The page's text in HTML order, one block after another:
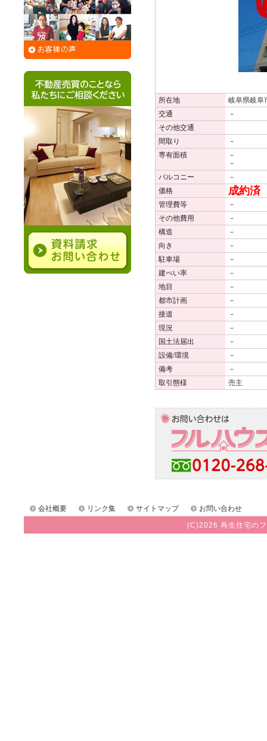
所在地
岐阜県岐
交通
－
その他交通
間取り
－
専有面積
－
－
バルコニー
－
価格
成約済
管理費等
－
その他費用
－
構造
－
向き
－
駐車場
－
建ぺい率
－
地目
－
都市計画
－
接道
－
現況
－
国土法届出
－
設備/環境
－
備考
－
取引態様
売主
会社概要 リンク集 サイトマップ お問い合わせ
(C)2026 再生住宅の